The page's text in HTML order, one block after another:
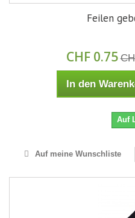
Feilen
CHF 0.75
In den
Auf
Auf meine Wunschliste